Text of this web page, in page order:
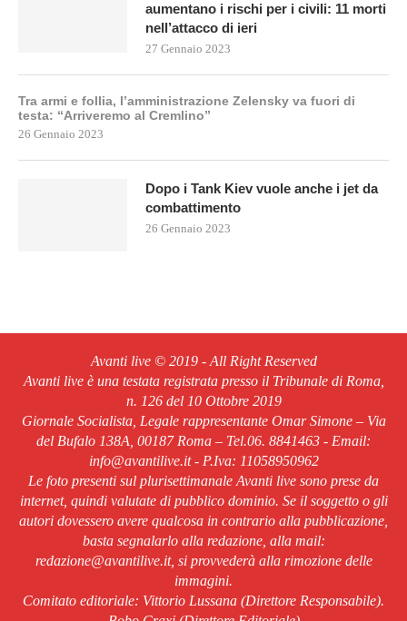
aumentano i rischi per i civili: 11 morti
nell’attacco di ieri
27 Gennaio 2023
Tra armi e follia, l’amministrazione Zelensky va fuori di
testa: “Arriveremo al Cremlino”
26 Gennaio 2023
Dopo i Tank Kiev vuole anche i jet da
combattimento
26 Gennaio 2023
Avanti live © 2019 - All Right Reserved
Avanti live è una testata registrata presso il Tribunale di Roma,
n. 126 del 10 Ottobre 2019
Giornale Socialista, Legale rappresentante Omar Simone – Via
del Bufalo 138A, 00187 Roma – Tel.06. 8841463 - Email:
info@avantilive.it - P.Iva: 11058950962
Le foto presenti sul plurisettimanale Avanti live sono prese da
internet, quindi valutate di pubblico dominio. Se il soggetto o gli
autori dovessero avere qualcosa in contrario alla pubblicazione,
basta segnalarlo alla redazione, alla mail:
redazione@avantilive.it, si provvederà alla rimozione delle
immagini.
Comitato editoriale: Vittorio Lussana (Direttore Responsabile).